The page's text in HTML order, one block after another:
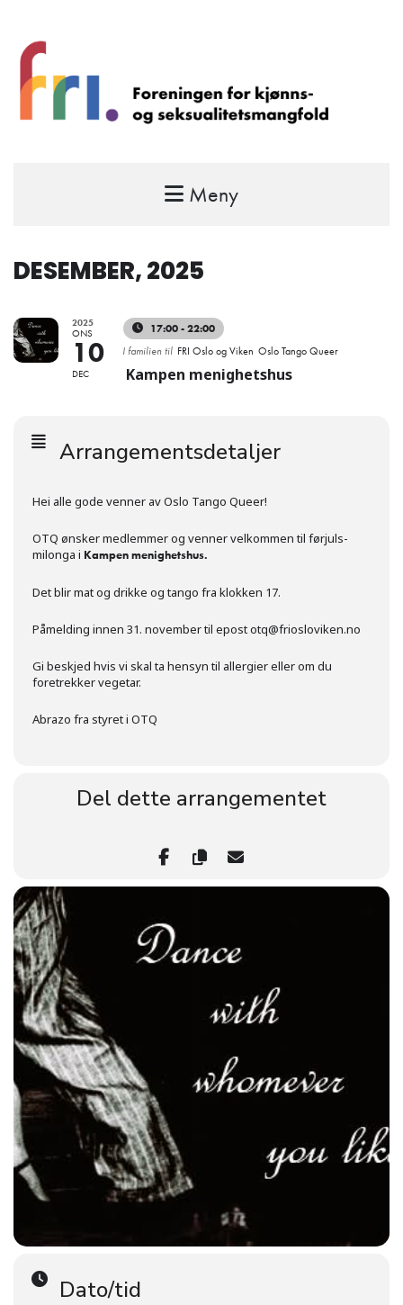
FRI – foreningen for kjønns- og
Meny
DESEMBER, 2025
2025
ONS
10
DEC
17:00 - 22:00
I familien til FRI Oslo og Viken Oslo Tango Queer
Kampen menighetshus
Arrangementsdetaljer
Hei alle gode venner av Oslo Tango Queer!
OTQ ønsker medlemmer og venner velkommen til førjuls-
milonga i Kampen menighetshus.
Det blir mat og drikke og tango fra klokken 17.
Påmelding innen 31. november til epost otq@friosloviken.no
Gi beskjed hvis vi skal ta hensyn til allergier eller om du
foretrekker vegetar.
Abrazo fra styret i OTQ
Del dette arrangementet
Dato/tid